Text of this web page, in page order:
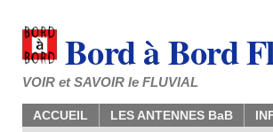
Bord à Bord
VOIR et SAVOIR le FLUVIAL
ACCUEIL LES ANTENNES BaB